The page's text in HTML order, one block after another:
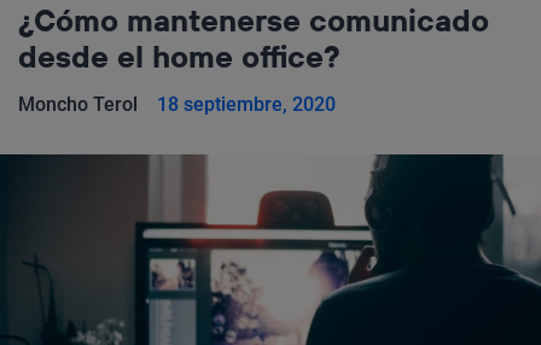
¿Cómo mantenerse comunicado
desde el home office?
Moncho Terol 18 septiembre, 2020